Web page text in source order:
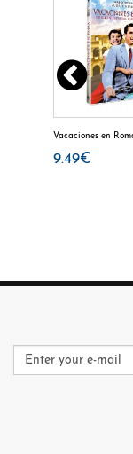
Vacaciones en
9.49€